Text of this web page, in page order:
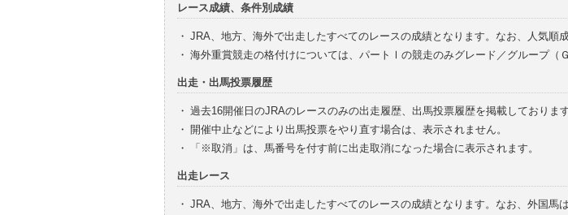
レース成績、条件別成績
・ JRA、地方、海外で出走したすべてのレースの成績となります。なお、人気順
・ 海外重賞競走の格付けについては、パートⅠの競走のみグレード／グループ（
出走・出馬投票履歴
・ 過去16開催日のJRAのレースのみの出走履歴、出馬投票履歴を掲載しております
・ 開催中止などにより出馬投票をやり直す場合は、表示されません。
・
「※取消」は、馬番号を付す前に出走取消になった場合に表示されます。
出走レース
・ JRA、地方、海外で出走したすべてのレースの成績となります。なお、外国馬